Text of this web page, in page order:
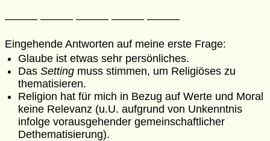
——— ——— ——— ——— ———
Eingehende Antworten auf meine erste Frage:
Glaube ist etwas sehr persönliches.
Das Setting muss stimmen, um Religiöses zu
thematisieren.
Religion hat für mich in Bezug auf Werte und Moral
keine Relevanz (u.U. aufgrund von Unkenntnis
infolge vorausgehender gemeinschaftlicher
Dethematisierung).